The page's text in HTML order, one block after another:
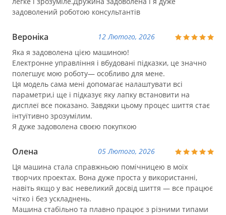
задоволений роботою консультантів
Вероніка
12 Лютого, 2026
Яка я задоволена цією машиною!
Електронне управління і вбудовані підказки, це значно
полегшує мою роботу— особливо для мене.
Ця модель сама мені допомагає налаштувати всі
параметри,і ще і підказує яку лапку встановити на
дисплеї все показано. Завдяки цьому процес шиття стає
інтуїтивно зрозумілим.
Я дуже задоволена своєю покупкою
Олена
05 Лютого, 2026
Ця машина стала справжньою помічницею в моїх
творчих проектах. Вона дуже проста у використанні,
навіть якщо у вас невеликий досвід шиття — все працює
чітко і без ускладнень.
Машина стабільно та плавно працює з різними типами